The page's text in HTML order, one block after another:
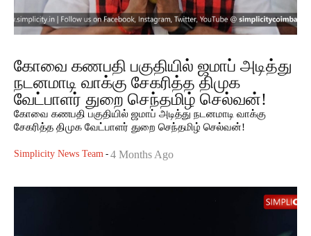
கோவை கணபதி பகுதியில் ஜமாப் அடித்து
நடனமாடி வாக்கு சேகரித்த திமுக
வேட்பாளர் துறை செந்தமிழ் செல்வன்!
கோவை கணபதி பகுதியில் ஜமாப் அடித்து நடனமாடி வாக்கு
சேகரித்த திமுக வேட்பாளர் துறை செந்தமிழ் செல்வன்!
Simplicity News Team - 4 Months Ago